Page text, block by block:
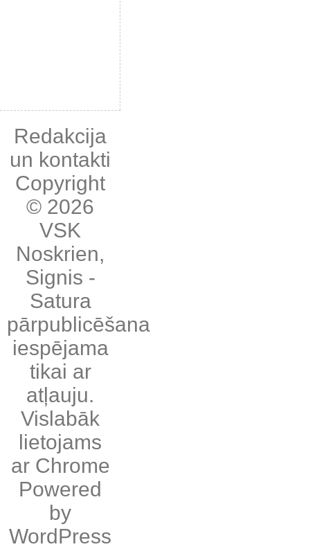
Redakcija
un kontakti
Copyright
© 2026
VSK
Noskrien,
Signis -
Satura
pārpublicēšana
iespējama
tikai ar
atļauju.
Vislabāk
lietojams
ar Chrome
Powered
by
WordPress